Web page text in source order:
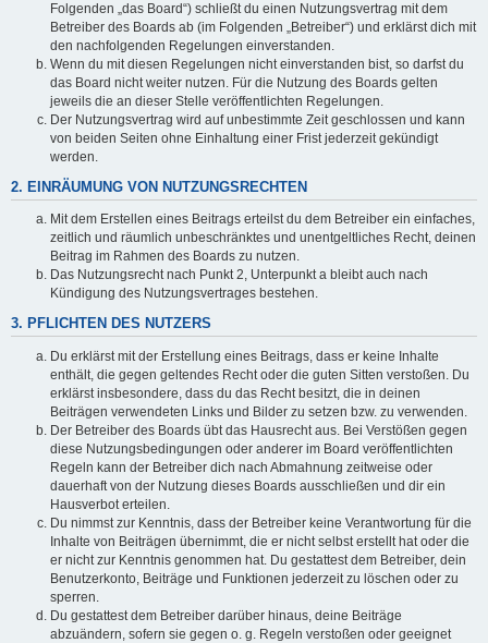
Folgenden „das Board“) schließt du einen Nutzungsvertrag mit dem
Betreiber des Boards ab (im Folgenden „Betreiber“) und erklärst dich mit
den nachfolgenden Regelungen einverstanden.
Wenn du mit diesen Regelungen nicht einverstanden bist, so darfst du
das Board nicht weiter nutzen. Für die Nutzung des Boards gelten
jeweils die an dieser Stelle veröffentlichten Regelungen.
Der Nutzungsvertrag wird auf unbestimmte Zeit geschlossen und kann
von beiden Seiten ohne Einhaltung einer Frist jederzeit gekündigt
werden.
2. EINRÄUMUNG VON NUTZUNGSRECHTEN
Mit dem Erstellen eines Beitrags erteilst du dem Betreiber ein einfaches,
zeitlich und räumlich unbeschränktes und unentgeltliches Recht, deinen
Beitrag im Rahmen des Boards zu nutzen.
Das Nutzungsrecht nach Punkt 2, Unterpunkt a bleibt auch nach
Kündigung des Nutzungsvertrages bestehen.
3. PFLICHTEN DES NUTZERS
Du erklärst mit der Erstellung eines Beitrags, dass er keine Inhalte
enthält, die gegen geltendes Recht oder die guten Sitten verstoßen. Du
erklärst insbesondere, dass du das Recht besitzt, die in deinen
Beiträgen verwendeten Links und Bilder zu setzen bzw. zu verwenden.
Der Betreiber des Boards übt das Hausrecht aus. Bei Verstößen gegen
diese Nutzungsbedingungen oder anderer im Board veröffentlichten
Regeln kann der Betreiber dich nach Abmahnung zeitweise oder
dauerhaft von der Nutzung dieses Boards ausschließen und dir ein
Hausverbot erteilen.
Du nimmst zur Kenntnis, dass der Betreiber keine Verantwortung für die
Inhalte von Beiträgen übernimmt, die er nicht selbst erstellt hat oder die
er nicht zur Kenntnis genommen hat. Du gestattest dem Betreiber, dein
Benutzerkonto, Beiträge und Funktionen jederzeit zu löschen oder zu
sperren.
Du gestattest dem Betreiber darüber hinaus, deine Beiträge
abzuändern, sofern sie gegen o. g. Regeln verstoßen oder geeignet